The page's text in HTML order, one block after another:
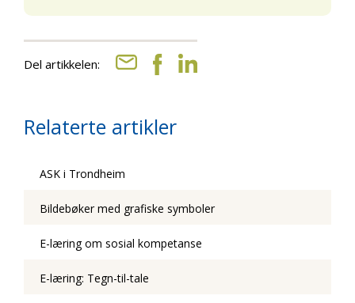
Del artikkelen:
Relaterte artikler
ASK i Trondheim
Bildebøker med grafiske symboler
E-læring om sosial kompetanse
E-læring: Tegn-til-tale